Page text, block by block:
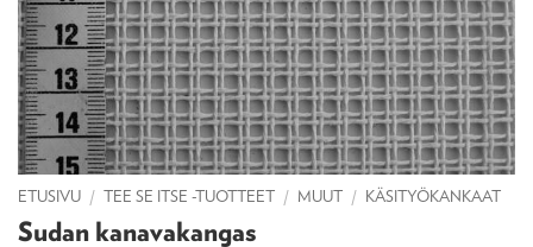
ETUSIVU / TEE SE ITSE -TUOTTEET / MUUT / KÄSITYÖKANKAAT
Sudan kanavakangas